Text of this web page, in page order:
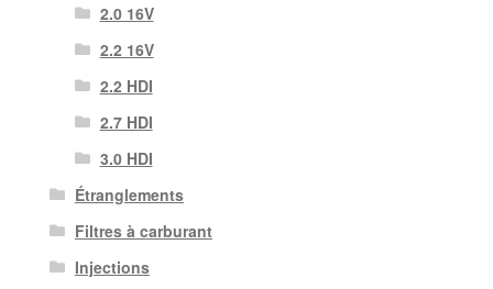
2.0 16V
2.2 16V
2.2 HDI
2.7 HDI
3.0 HDI
Étranglements
Filtres à carburant
Injections